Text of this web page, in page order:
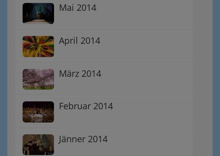
Mai 2014
April 2014
März 2014
Februar 2014
Jänner 2014